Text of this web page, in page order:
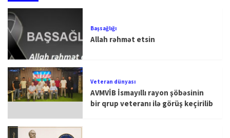
Başsağlığı
Allah rəhmət etsin
Veteran dünyası
AVMVİB İsmayıllı rayon şöbəsinin
bir qrup veteranı ilə görüş keçirilib